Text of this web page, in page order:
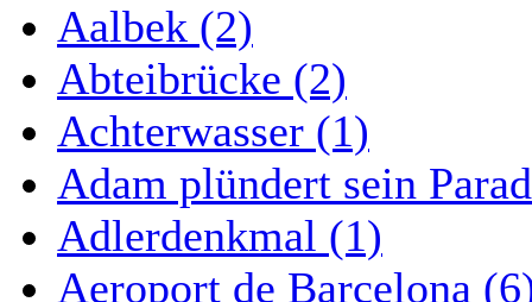
Aalbek (2)
Abteibrücke (2)
Achterwasser (1)
Adam plündert sein
Adlerdenkmal (1)
Aeroport de Barcelona